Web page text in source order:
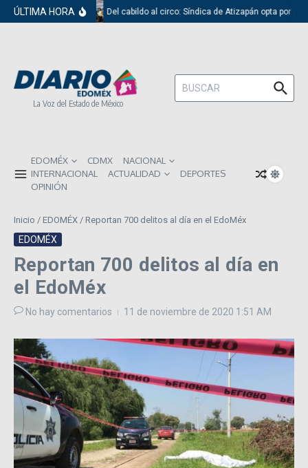
Saltar al contenido
ÚLTIMA HORA Del cabildo al circo: Síndica de Atizapán opta por el
La Voz del Estado de México
Buscar:
EDOMÉX CDMX
NACIONAL
INTERNACIONAL
ACTUALIDAD
DEPORTES
OPINIÓN
Inicio / EDOMÉX / Reportan 700 delitos al día en el EdoMéx
EDOMÉX
Reportan 700 delitos al día en
el EdoMéx
No hay comentarios 11 de noviembre de 2020 1:51 AM